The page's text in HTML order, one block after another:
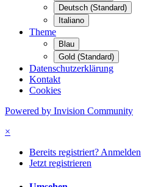
Deutsch (Standard)
Italiano
Theme
Blau
Gold (Standard)
Datenschutzerklärung
Kontakt
Cookies
Powered by Invision Community
×
Bereits registriert? Anmelden
Jetzt registrieren